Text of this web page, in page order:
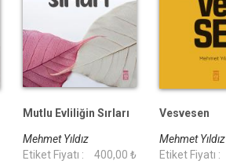
Mutlu Evliliğin Sırları
Mehmet Yıldız
Etiket Fiyatı :
400,00 ₺
Vesvesen
Mehmet Yıldız
Etiket Fiyatı :